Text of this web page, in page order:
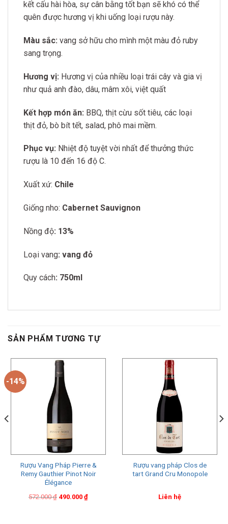
kết cấu hài hòa, sự cân bằng tốt bạn sẽ khó có thể
quên được hương vị khi uống loại rượu này.
Màu sắc: vang sở hữu cho mình một màu đỏ ruby
sang trọng.
Hương vị: Hương vị của nhiều loại trái cây và gia vị
như quả anh đào, dâu, mâm xôi, việt quất
Kết hợp món ăn: BBQ, thịt cừu sốt tiêu, các loại
thịt đỏ, bò bít tết, salad, phô mai mềm.
Phục vụ: Nhiệt độ tuyệt vời nhất để thưởng thức
rượu là 10 đến 16 độ C.
Xuất xứ: Chile
Giống nho: Cabernet Sauvignon
Nồng độ: 13%
Loại vang: vang đỏ
Quy cách: 750ml
SẢN PHẨM TƯƠNG TỰ
-14%
Rượu Vang Pháp Pierre &
Remy Gauthier Pinot Noir
Élégance
572.000₫
Original
490.000 ₫
Current
Rượu vang pháp Clos de
tart Grand Cru Monopole
Liên hệ